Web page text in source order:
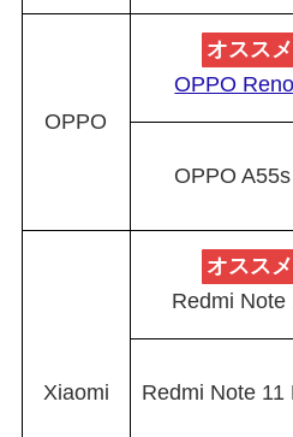
OPPO
オススメ
OPPO
OPPO
Xiaomi
オススメ
Redmi Note
Redmi Note 11